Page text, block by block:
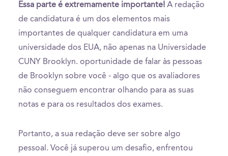
Essa parte é extremamente importante! A redação
de candidatura é um dos elementos mais
importantes de qualquer candidatura em uma
universidade dos EUA, não apenas na Universidade
CUNY Brooklyn. oportunidade de falar às pessoas
de Brooklyn sobre você - algo que os avaliadores
não conseguem encontrar olhando para as suas
notas e para os resultados dos exames.
Portanto, a sua redação deve ser sobre algo
pessoal. Você já superou um desafio, enfrentou